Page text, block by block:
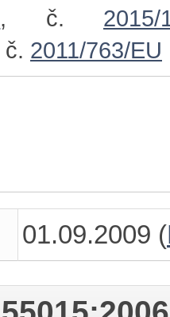
, č. 2015/
č. 2011/763/EU
01.09.2009 (